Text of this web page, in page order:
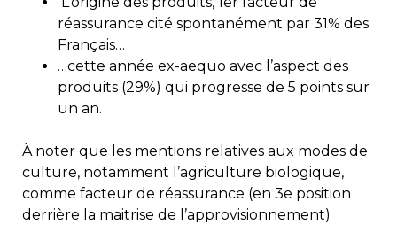
réassurance cité spontanément par 31% des
Français…
…cette année ex-aequo avec l’aspect des
produits (29%) qui progresse de 5 points sur
un an.
À noter que les mentions relatives aux modes de
culture, notamment l’agriculture biologique,
comme facteur de réassurance (en 3e position
derrière la maitrise de l’approvisionnement)